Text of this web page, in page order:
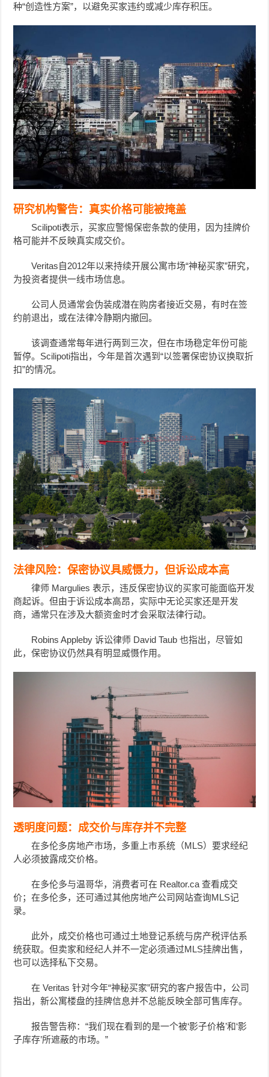
种“创造性方案”，以避免买家违约或减少库存积压。
研究机构警告：真实价格可能被掩盖
Scilipoti表示，买家应警惕保密条款的使用，因为挂牌价
格可能并不反映真实成交价。
Veritas自2012年以来持续开展公寓市场“神秘买家”研究，
为投资者提供一线市场信息。
公司人员通常会伪装成潜在购房者接近交易，有时在签
约前退出，或在法律冷静期内撤回。
该调查通常每年进行两到三次，但在市场稳定年份可能
暂停。Scilipoti指出，今年是首次遇到“以签署保密协议换取折
扣”的情况。
法律风险：保密协议具威慑力，但诉讼成本高
律师 Margulies 表示，违反保密协议的买家可能面临开发
商起诉。但由于诉讼成本高昂，实际中无论买家还是开发
商，通常只在涉及大额资金时才会采取法律行动。
Robins Appleby 诉讼律师 David Taub 也指出，尽管如
此，保密协议仍然具有明显威慑作用。
透明度问题：成交价与库存并不完整
在多伦多房地产市场，多重上市系统（MLS）要求经纪
人必须披露成交价格。
在多伦多与温哥华，消费者可在 Realtor.ca 查看成交
价；在多伦多，还可通过其他房地产公司网站查询MLS记
录。
此外，成交价格也可通过土地登记系统与房产税评估系
统获取。但卖家和经纪人并不一定必须通过MLS挂牌出售，
也可以选择私下交易。
在 Veritas 针对今年“神秘买家”研究的客户报告中，公司
指出，新公寓楼盘的挂牌信息并不总能反映全部可售库存。
报告警告称：“我们现在看到的是一个被‘影子价格’和‘影
子库存’所遮蔽的市场。”